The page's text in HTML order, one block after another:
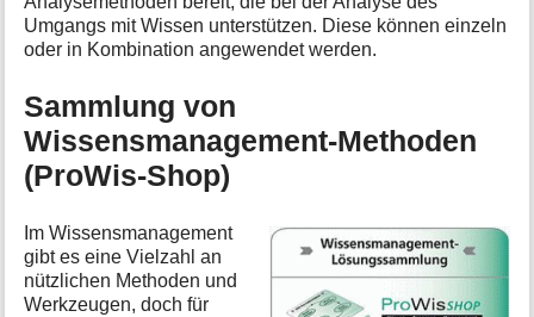
Umgangs mit Wissen unterstützen. Diese können einzeln
oder in Kombination angewendet werden.
Sammlung von
Wissensmanagement-Methoden
(ProWis-Shop)
Im Wissensmanagement
gibt es eine Vielzahl an
nützlichen Methoden und
Werkzeugen, doch für